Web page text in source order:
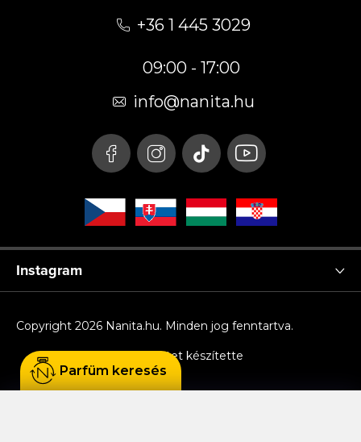
+36 1 445 3029
09:00 - 17:00
info@nanita.hu
Instagram
Shoptet készítette
Copyright 2026 Nanita.hu. Minden jog fenntartva.
Parfüm keresés